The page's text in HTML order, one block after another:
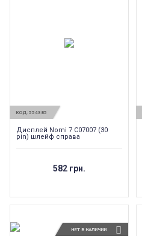
КОД: 554385
Дисплей Nomi 7 C07007 (30
pin) шлейф справа
582 грн.
НЕТ В НАЛИЧИИ